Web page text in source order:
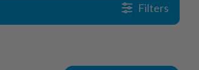
Filters